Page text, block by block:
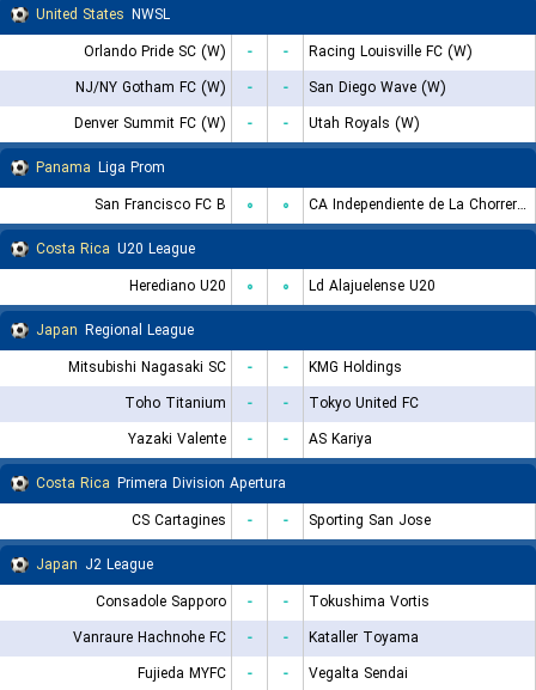
United States NWSL
Orlando Pride SC (W)
- -
Racing Louisville FC (W)
NJ/NY Gotham FC (W)
- -
San Diego Wave (W)
Denver Summit FC (W)
- -
Utah Royals (W)
Panama Liga Prom
San Francisco FC B
۰ ۰
CA Independiente de La Chorrera Reserves
Costa Rica U20 League
Herediano U20
۰ ۰
Ld Alajuelense U20
Japan Regional League
Mitsubishi Nagasaki SC
- -
KMG Holdings
Toho Titanium
- -
Tokyo United FC
Yazaki Valente
- -
AS Kariya
Costa Rica Primera Division Apertura
CS Cartagines
- -
Sporting San Jose
Japan J2 League
Consadole Sapporo
- -
Tokushima Vortis
Vanraure Hachnohe FC
- -
Kataller Toyama
Fujieda MYFC
- -
Vegalta Sendai